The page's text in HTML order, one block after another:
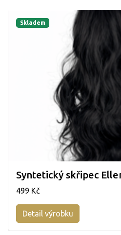
Skladem
Syntetický skřipec
499 Kč
Detail výrobku